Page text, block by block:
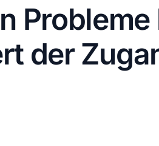
Póngase en contacto
Póngase en
Probleme
der